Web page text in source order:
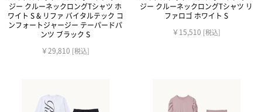
ジー クルーネックロングTシャツ ホ
ワイト S & リファ バイタルテック コ
ンフォートジャージー テーパードパ
ンツ ブラック S
￥29,810 [税込]
ジー クルーネックロングTシャツ リ
ファロゴ ホワイト S
￥15,510 [税込]